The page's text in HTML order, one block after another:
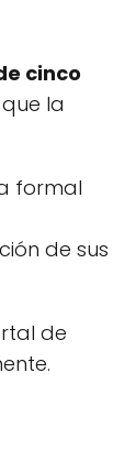
cinco
la
formal
de sus
de